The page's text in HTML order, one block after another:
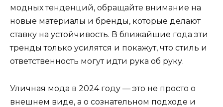
модных тенденций, обращайте внимание на
новые материалы и бренды, которые делают
ставку на устойчивость. В ближайшие года эти
тренды только усилятся и покажут, что стиль и
ответственность могут идти рука об руку.
Уличная мода в 2024 году — это не просто о
внешнем виде, а о сознательном подходе и